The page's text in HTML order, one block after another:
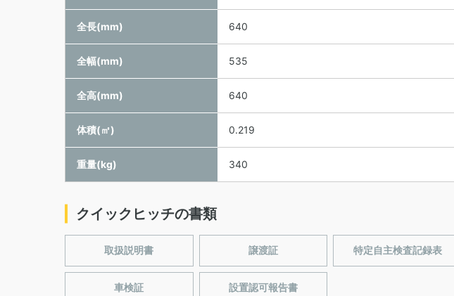
全長(mm) 640
全幅(mm) 535
全高(mm) 640
体積(㎥) 0.219
重量(kg) 340
クイックヒッチの書類
取扱説明書 譲渡証 特定自主検査記録表
車検証 設置認可報告書